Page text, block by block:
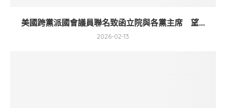
美國跨黨派國會議員聯名致函立院與各黨主席 望...
2026-02-13